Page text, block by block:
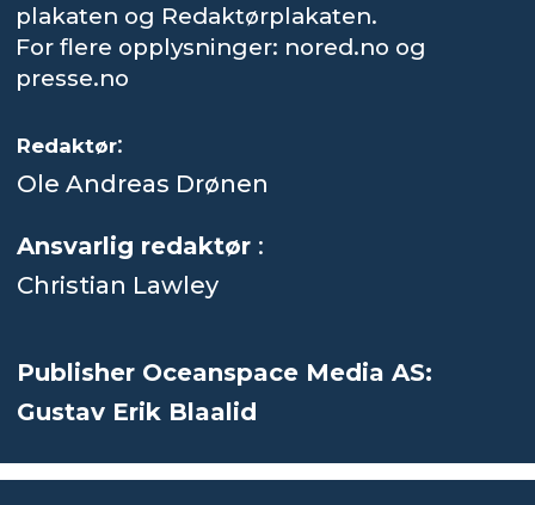
plakaten og Redaktørplakaten.
For flere opplysninger: nored.no og
presse.no
Redaktør:
Ole Andreas Drønen
Ansvarlig redaktør :
Christian Lawley
Publisher Oceanspace Media AS:
Gustav Erik Blaalid